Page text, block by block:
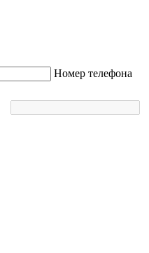
Номер телефона